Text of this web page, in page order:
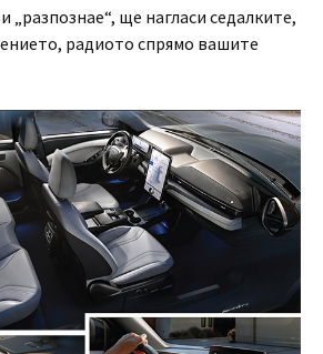
„разпознае“, ще нагласи седалките,
радиото спрямо вашите